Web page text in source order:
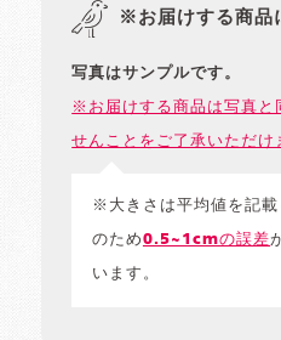
※お届けする商品
写真はサンプルです。
※お届けする商品は写真と
せんことをご了承いただけ
※大きさは平均値を記載
のため0.5~1cmの誤差
います。